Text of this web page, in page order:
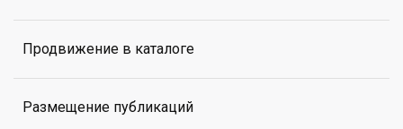
Продвижение в каталоге
Размещение публикаций